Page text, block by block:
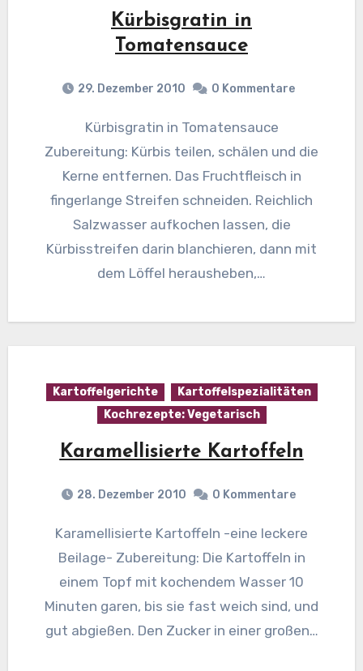
Kürbisgratin in
Tomatensauce
29. Dezember 2010 0 Kommentare
Kürbisgratin in Tomatensauce
Zubereitung: Kürbis teilen, schälen und die
Kerne entfernen. Das Fruchtfleisch in
fingerlange Streifen schneiden. Reichlich
Salzwasser aufkochen lassen, die
Kürbisstreifen darin blanchieren, dann mit
dem Löffel herausheben,…
Kartoffelgerichte
Kartoffelspezialitäten
Kochrezepte: Vegetarisch
Karamellisierte Kartoffeln
28. Dezember 2010 0 Kommentare
Karamellisierte Kartoffeln -eine leckere
Beilage- Zubereitung: Die Kartoffeln in
einem Topf mit kochendem Wasser 10
Minuten garen, bis sie fast weich sind, und
gut abgießen. Den Zucker in einer großen…